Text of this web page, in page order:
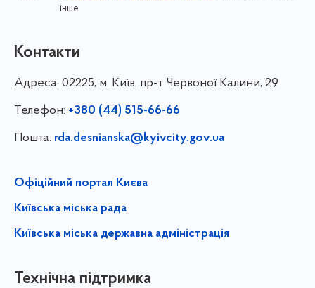
інше
Контакти
Адреса: 02225, м. Київ, пр-т Червоної Калини, 29
Телефон: +380 (44) 515-66-66
Пошта: rda.desnianska@kyivcity.gov.ua
Офіційний портал Києва
Київська міська рада
Київська міська державна адміністрація
Технічна підтримка